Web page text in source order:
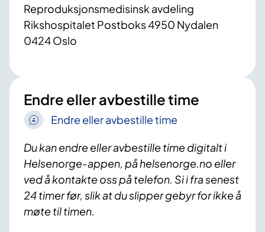
Reproduksjonsmedisinsk avdeling
Rikshospitalet Postboks 4950 Nydalen
0424 Oslo
Endre eller avbestille time
Endre eller avbestille time
Du kan endre eller avbestille time digitalt i
Helsenorge-appen, på helsenorge.no eller
ved å kontakte oss på telefon. Si i fra senest
24 timer før, slik at du slipper gebyr for ikke å
møte til timen.